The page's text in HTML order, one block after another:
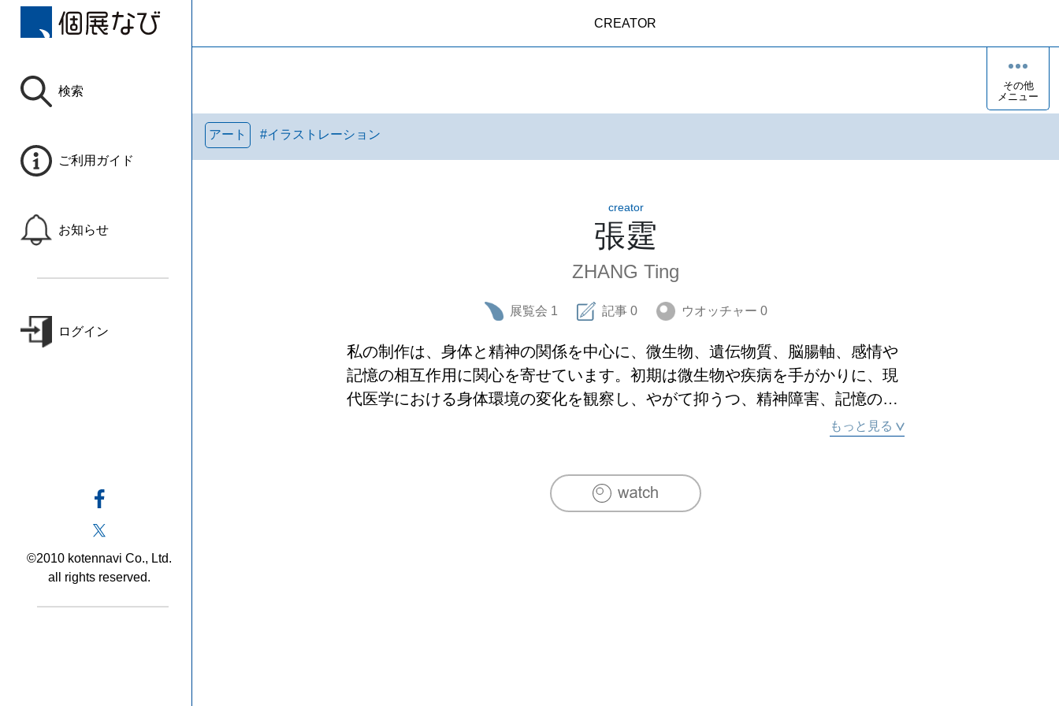
検索
ご利用ガイド
お知らせ
ログイン
©2010 kotennavi Co., Ltd.
all rights reserved.
CREATOR
その他
メニュー
アート #イラストレーション
creator
張霆
ZHANG Ting
展覧会 1 記事 0 ウオッチャー 0
私の制作は、身体と精神の関係を中心に、微生物、遺伝物質、脳腸軸、感情や
記憶の相互作用に関心を寄せています。初期は微生物や疾病を手がかりに、現
代医学における身体環境の変化を観察し、やがて抑うつ、精神障害、記憶の退
行などへとテーマを広げてきました。私にとって制作は「精神の解剖」であ
験のあいだに潜む、目には見えにくい関係性を可視化しようと試みています。
もっと見る